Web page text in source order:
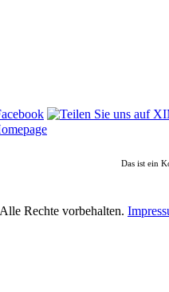
Das ist ein
Rechte vorbehalten.